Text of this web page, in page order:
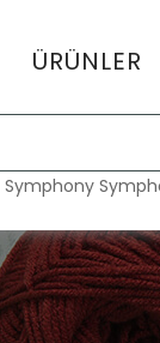
ÜRÜNLER
Symphony